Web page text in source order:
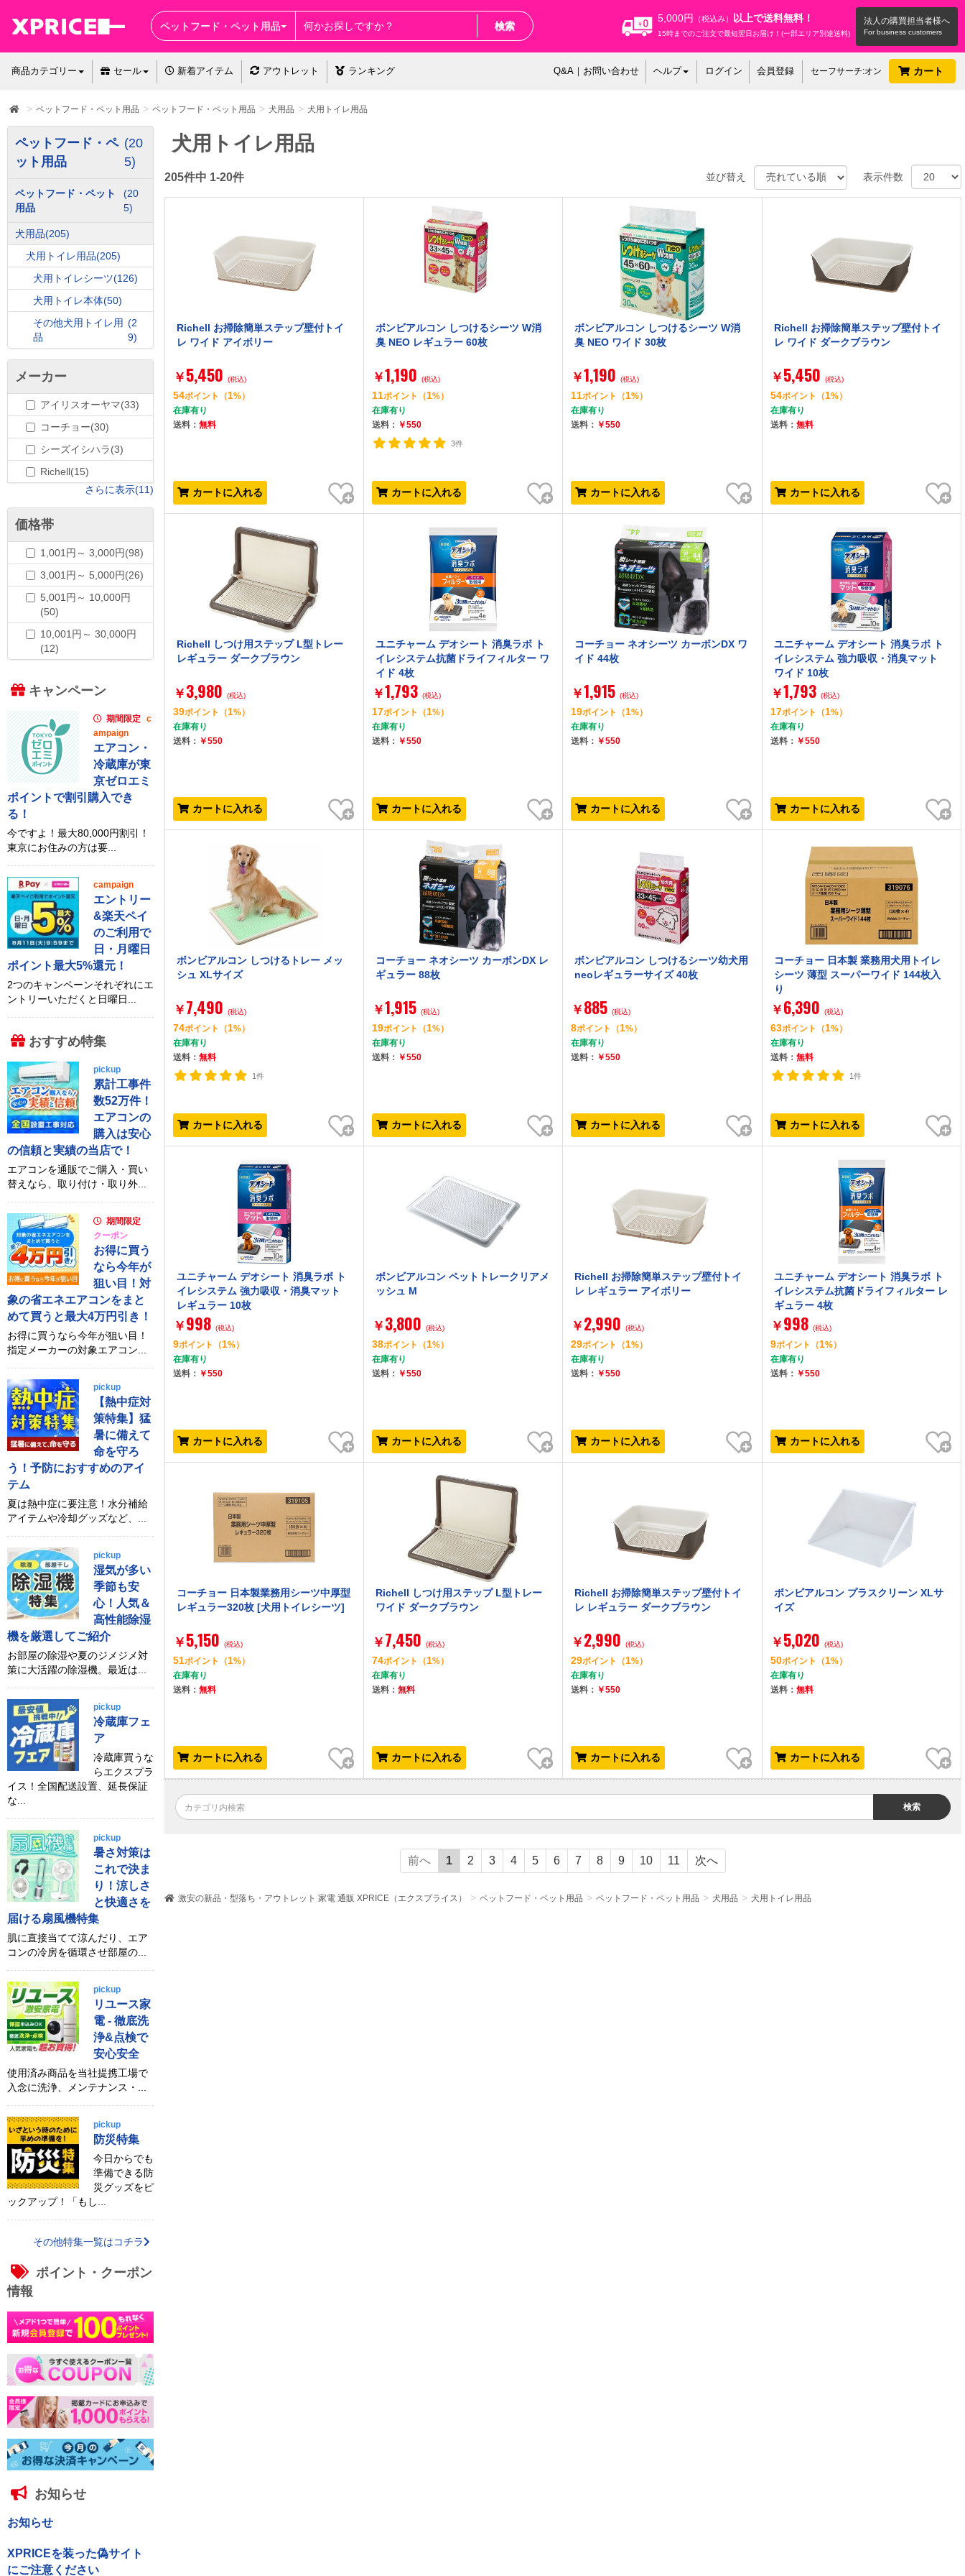
ペットフード・ペット用品 検索 法人の購買担当者様へ
5,000円 （税込み） 以上で送料無料！
15時までのご注文で最短翌日お届け！(一部エリア別途送料)
商品カテゴリー セール 新着アイテム アウトレット ランキング Q&A｜お問い合わせ ヘルプ ログイン 会員登録 セーフサーチ:オン カート
犬用トイレ用品
激安の新品・型落ち・アウトレット 家電 通販 XPRICE（エクスプライス） ペットフード・ペット用品 ペットフード・ペット用品 犬用品 犬用トイレ用品
205件中 1-20件 並び替え 表示件数
Richell お掃除簡単ステップ壁付トイ
レ ワイド アイボリー
￥ 5,450 (税込)
54ポイント （1%）
在庫有り
送料：無料
カートに入れる
お気に入り
ボンビアルコン しつけるシーツ W消
臭 NEO レギュラー 60枚
￥1,190 (税込)
11ポイント （1%）
在庫有り
送料： ￥550
3件
カートに入れる
お気に入り
ボンビアルコン しつけるシーツ W消
臭 NEO ワイド 30枚
￥1,190 (税込)
11ポイント （1%）
在庫有り
送料： ￥550
カートに入れる
お気に入り
Richell お掃除簡単ステップ壁付トイ
レ ワイド ダークブラウン
￥ 5,450 (税込)
54ポイント （1%）
在庫有り
送料： 無料
カートに入れる
お気に入り
Richell しつけ用ステップ L型トレー
レギュラー ダークブラウン
￥ 3,980 (税込)
39ポイント （1%）
在庫有り
送料： ￥550
カートに入れる
お気に入り
ユニチャーム デオシート 消臭ラボ ト
イレシステム抗菌ドライフィルター ワ
イド 4枚
￥1,793 (税込)
17ポイント （1%）
在庫有り
送料： ￥550
カートに入れる
お気に入り
コーチョー ネオシーツ カーボンDX ワ
イド 44枚
￥1,915 (税込)
19ポイント （1%）
在庫有り
送料： ￥550
カートに入れる
お気に入り
ユニチャーム デオシート 消臭ラボ ト
イレシステム 強力吸収・消臭マット
ワイド 10枚
￥1,793 (税込)
17ポイント （1%）
在庫有り
送料： ￥550
カートに入れる
お気に入り
ボンビアルコン しつけるトレー メッ
シュ XLサイズ
￥ 7,490 (税込)
74ポイント （1%）
在庫有り
送料：無料
1件
カートに入れる
お気に入り
コーチョー ネオシーツ カーボンDX レ
ギュラー 88枚
￥1,915 (税込)
19ポイント （1%）
在庫有り
送料： ￥550
カートに入れる
お気に入り
ボンビアルコン しつけるシーツ幼犬用
neoレギュラーサイズ 40枚
￥ 885 (税込)
8ポイント （1%）
在庫有り
送料： ￥550
カートに入れる
お気に入り
コーチョー 日本製 業務用犬用トイレ
シーツ 薄型 スーパーワイド 144枚入
り
￥ 6,390 (税込)
63ポイント （1%）
在庫有り
送料： 無料
1件
カートに入れる
お気に入り
ユニチャーム デオシート 消臭ラボ ト
イレシステム 強力吸収・消臭マット
レギュラー 10枚
￥ 998 (税込)
9ポイント （1%）
在庫有り
送料： ￥550
カートに入れる
お気に入り
ボンビアルコン ペットトレークリアメ
ッシュ M
￥ 3,800 (税込)
38ポイント （1%）
在庫有り
送料： ￥550
カートに入れる
お気に入り
Richell お掃除簡単ステップ壁付トイ
レ レギュラー アイボリー
￥ 2,990 (税込)
29ポイント （1%）
在庫有り
送料： ￥550
カートに入れる
お気に入り
ユニチャーム デオシート 消臭ラボ ト
イレシステム抗菌ドライフィルター レ
ギュラー 4枚
￥ 998 (税込)
9ポイント （1%）
在庫有り
送料： ￥550
カートに入れる
お気に入り
コーチョー 日本製業務用シーツ中厚型
レギュラー320枚 [犬用トイレシーツ]
￥ 5,150 (税込)
51ポイント （1%）
在庫有り
送料：無料
カートに入れる
お気に入り
Richell しつけ用ステップ L型トレー
ワイド ダークブラウン
￥ 7,450 (税込)
74ポイント （1%）
在庫有り
送料： 無料
カートに入れる
お気に入り
Richell お掃除簡単ステップ壁付トイ
レ レギュラー ダークブラウン
￥ 2,990 (税込)
29ポイント （1%）
在庫有り
送料： ￥550
カートに入れる
お気に入り
ボンビアルコン プラスクリーン XLサ
イズ
￥ 5,020 (税込)
50ポイント （1%）
在庫有り
送料： 無料
カートに入れる
お気に入り
検索
前へ 1 2 3 4 5 6 7 8 9 10 11 次へ
ペットフード・ペ
ット用品
(20
5)
ペットフード・ペット
用品
(20
5)
犬用品(205)
犬用トイレ用品(205)
犬用トイレシーツ(126)
犬用トイレ本体(50)
その他犬用トイレ用
品
(2
9)
メーカー
アイリスオーヤマ(33)
コーチョー(30)
シーズイシハラ(3)
Richell(15)
さらに表示(11)
価格帯
1,001円～ 3,000円(98)
3,001円～ 5,000円(26)
5,001円～ 10,000円
(50)
10,001円～ 30,000円
(12)
キャンペーン
期間限定 c
ampaign
エアコン・
冷蔵庫が東
京ゼロエミ
ポイントで割引購入でき
る！
今ですよ！最大80,000円割引！
東京にお住みの方は要...
campaign
エントリー
&楽天ペイ
のご利用で
日・月曜日
ポイント最大5%還元！
2つのキャンペーンそれぞれにエ
ントリーいただくと日曜日...
おすすめ特集
pickup
累計工事件
数52万件！
エアコンの
購入は安心
の信頼と実績の当店で！
エアコンを通販でご購入・買い
替えなら、取り付け・取り外...
期間限定
クーポン
お得に買う
なら今年が
狙い目！対
象の省エネエアコンをまと
めて買うと最大4万円引き！
お得に買うなら今年が狙い目！
指定メーカーの対象エアコン...
pickup
【熱中症対
策特集】猛
暑に備えて
命を守ろ
う！予防におすすめのアイ
テム
夏は熱中症に要注意！水分補給
アイテムや冷却グッズなど、...
pickup
湿気が多い
季節も安
心！人気＆
高性能除湿
機を厳選してご紹介
お部屋の除湿や夏のジメジメ対
策に大活躍の除湿機。最近は...
pickup
冷蔵庫フェ
ア
冷蔵庫買うな
らエクスプラ
イス！全国配送設置、延長保証
な...
pickup
暑さ対策は
これで決ま
り！涼しさ
と快適さを
届ける扇風機特集
肌に直接当てて涼んだり、エア
コンの冷房を循環させ部屋の...
pickup
リユース家
電 - 徹底洗
浄&点検で
安心安全
使用済み商品を当社提携工場で
入念に洗浄、メンテナンス・...
pickup
防災特集
今日からでも
準備できる防
災グッズをピ
ックアップ！「もし...
その他特集一覧はコチラ
ポイント・クーポン
情報
お知らせ
お知らせ
XPRICEを装った偽サイト
にご注意ください
ペットフード・ペット用品 ペットフード・ペット用品 犬用品 犬用トイレ用品